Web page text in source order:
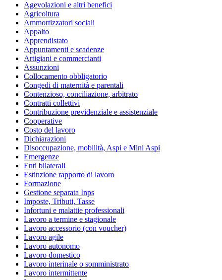
Agevolazioni e altri benefici
Agricoltura
Ammortizzatori sociali
Appalto
Apprendistato
Appuntamenti e scadenze
Artigiani e commercianti
Assunzioni
Collocamento obbligatorio
Congedi di maternità e parentali
Contenzioso, conciliazione, arbitrato
Contratti collettivi
Contribuzione previdenziale e assistenziale
Cooperative
Costo del lavoro
Dichiarazioni
Disoccupazione, mobilità, Aspi e Mini Aspi
Emergenze
Enti bilaterali
Estinzione rapporto di lavoro
Formazione
Gestione separata Inps
Imposte, Tributi, Tasse
Infortuni e malattie professionali
Lavoro a termine e stagionale
Lavoro accessorio (con voucher)
Lavoro agile
Lavoro autonomo
Lavoro domestico
Lavoro interinale o somministrato
Lavoro intermittente